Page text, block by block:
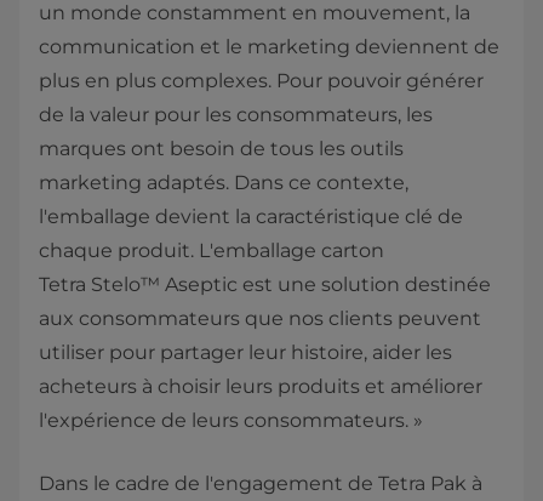
un monde constamment en mouvement, la
communication et le marketing deviennent de
plus en plus complexes. Pour pouvoir générer
de la valeur pour les consommateurs, les
marques ont besoin de tous les outils
marketing adaptés. Dans ce contexte,
l'emballage devient la caractéristique clé de
chaque produit. L'emballage carton
Tetra Stelo™ Aseptic est une solution destinée
aux consommateurs que nos clients peuvent
utiliser pour partager leur histoire, aider les
acheteurs à choisir leurs produits et améliorer
l'expérience de leurs consommateurs. »
Dans le cadre de l'engagement de Tetra Pak à